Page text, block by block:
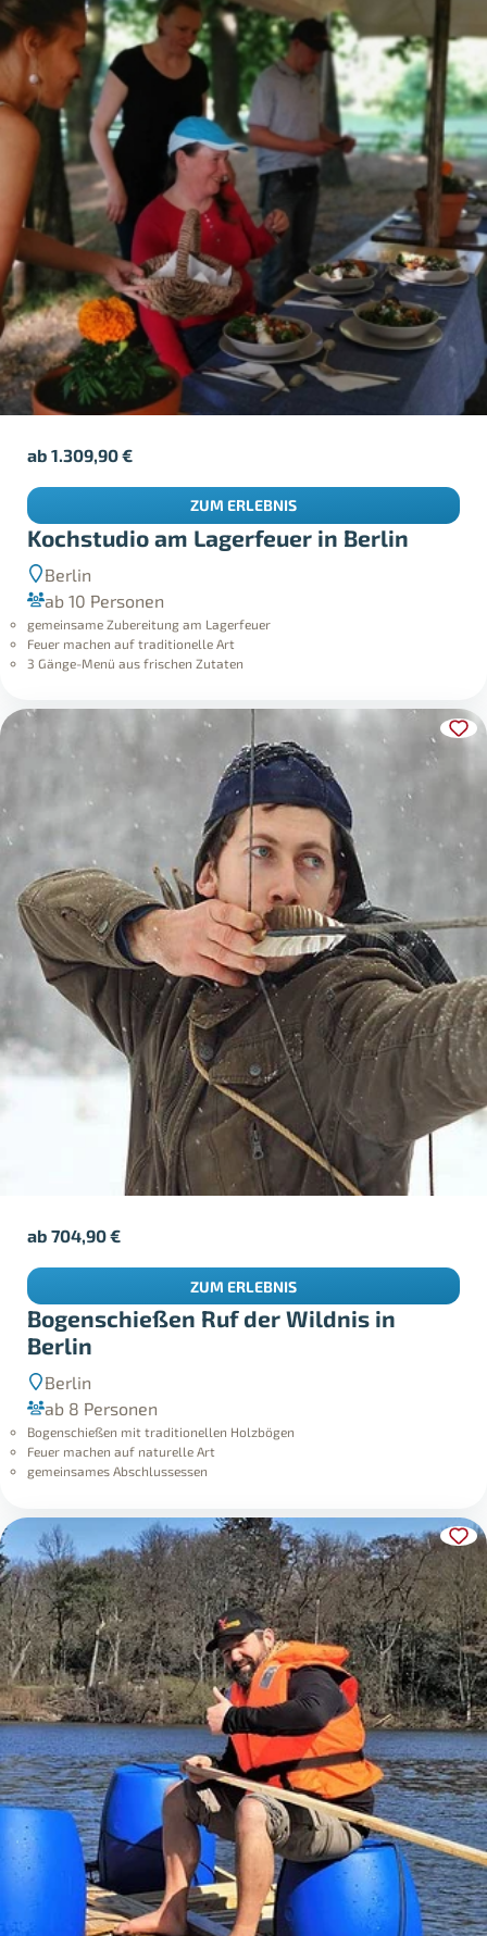
Kochstudio am Lagerfeuer in Berlin
Berlin
ab 10 Personen
gemeinsame Zubereitung am Lagerfeuer
Feuer machen auf traditionelle Art
3 Gänge-Menü aus frischen Zutaten
ab1.309,90€
ZUM ERLEBNIS
Bogenschießen Ruf der Wildnis in
Berlin
Berlin
ab 8 Personen
Bogenschießen mit traditionellen Holzbögen
Feuer machen auf naturelle Art
gemeinsames Abschlussessen
ab704,90€
ZUM ERLEBNIS